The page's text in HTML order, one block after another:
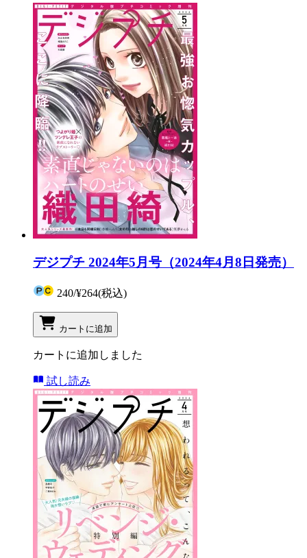
デジプチ 2024年5月号（2024年4月8日発売）
240/¥264(税込)
カートに追加
カートに追加しました
試し読み